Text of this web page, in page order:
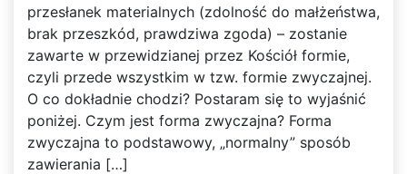
przesłanek materialnych (zdolność do małżeństwa,
brak przeszkód, prawdziwa zgoda) – zostanie
zawarte w przewidzianej przez Kościół formie,
czyli przede wszystkim w tzw. formie zwyczajnej.
O co dokładnie chodzi? Postaram się to wyjaśnić
poniżej. Czym jest forma zwyczajna? Forma
zwyczajna to podstawowy, „normalny” sposób
zawierania […]